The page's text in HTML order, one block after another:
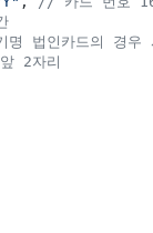
법인카드의 경우
2자리